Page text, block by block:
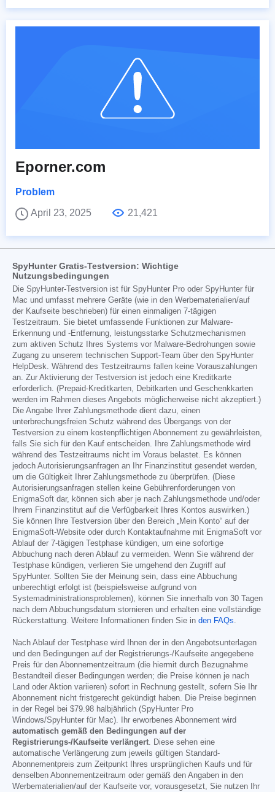
Eporner.com
Problem
April 23, 2025
21,421
SpyHunter Gratis-Testversion: Wichtige
Nutzungsbedingungen
Die SpyHunter-Testversion ist für SpyHunter Pro oder SpyHunter für
Mac und umfasst mehrere Geräte (wie in den Werbematerialien/auf
der Kaufseite beschrieben) für einen einmaligen 7-tägigen
Testzeitraum. Sie bietet umfassende Funktionen zur Malware-
Erkennung und -Entfernung, leistungsstarke Schutzmechanismen
zum aktiven Schutz Ihres Systems vor Malware-Bedrohungen sowie
Zugang zu unserem technischen Support-Team über den SpyHunter
HelpDesk. Während des Testzeitraums fallen keine Vorauszahlungen
an. Zur Aktivierung der Testversion ist jedoch eine Kreditkarte
erforderlich. (Prepaid-Kreditkarten, Debitkarten und Geschenkkarten
werden im Rahmen dieses Angebots möglicherweise nicht akzeptiert.)
Die Angabe Ihrer Zahlungsmethode dient dazu, einen
unterbrechungsfreien Schutz während des Übergangs von der
Testversion zu einem kostenpflichtigen Abonnement zu gewährleisten,
falls Sie sich für den Kauf entscheiden. Ihre Zahlungsmethode wird
während des Testzeitraums nicht im Voraus belastet. Es können
jedoch Autorisierungsanfragen an Ihr Finanzinstitut gesendet werden,
um die Gültigkeit Ihrer Zahlungsmethode zu überprüfen. (Diese
Autorisierungsanfragen stellen keine Gebührenforderungen von
EnigmaSoft dar, können sich aber je nach Zahlungsmethode und/oder
Ihrem Finanzinstitut auf die Verfügbarkeit Ihres Kontos auswirken.)
Sie können Ihre Testversion über den Bereich „Mein Konto“ auf der
EnigmaSoft-Website oder durch Kontaktaufnahme mit EnigmaSoft vor
Ablauf der 7-tägigen Testphase kündigen, um eine sofortige
Abbuchung nach deren Ablauf zu vermeiden. Wenn Sie während der
Testphase kündigen, verlieren Sie umgehend den Zugriff auf
SpyHunter. Sollten Sie der Meinung sein, dass eine Abbuchung
unberechtigt erfolgt ist (beispielsweise aufgrund von
Systemadministrationsproblemen), können Sie innerhalb von 30 Tagen
nach dem Abbuchungsdatum stornieren und erhalten eine vollständige
Rückerstattung. Weitere Informationen finden Sie in den FAQs.
Nach Ablauf der Testphase wird Ihnen der in den Angebotsunterlagen
und den Bedingungen auf der Registrierungs-/Kaufseite angegebene
Preis für den Abonnementzeitraum (die hiermit durch Bezugnahme
Bestandteil dieser Bedingungen werden; die Preise können je nach
Land oder Aktion variieren) sofort in Rechnung gestellt, sofern Sie Ihr
Abonnement nicht fristgerecht gekündigt haben. Die Preise beginnen
in der Regel bei $79.98 halbjährlich (SpyHunter Pro
Windows/SpyHunter für Mac). Ihr erworbenes Abonnement wird
automatisch gemäß den Bedingungen auf der
Registrierungs-/Kaufseite verlängert. Diese sehen eine
automatische Verlängerung zum jeweils gültigen Standard-
Abonnementpreis zum Zeitpunkt Ihres ursprünglichen Kaufs und für
denselben Abonnementzeitraum oder gemäß den Angaben in den
Werbematerialien/auf der Kaufseite vor, vorausgesetzt, Sie nutzen Ihr